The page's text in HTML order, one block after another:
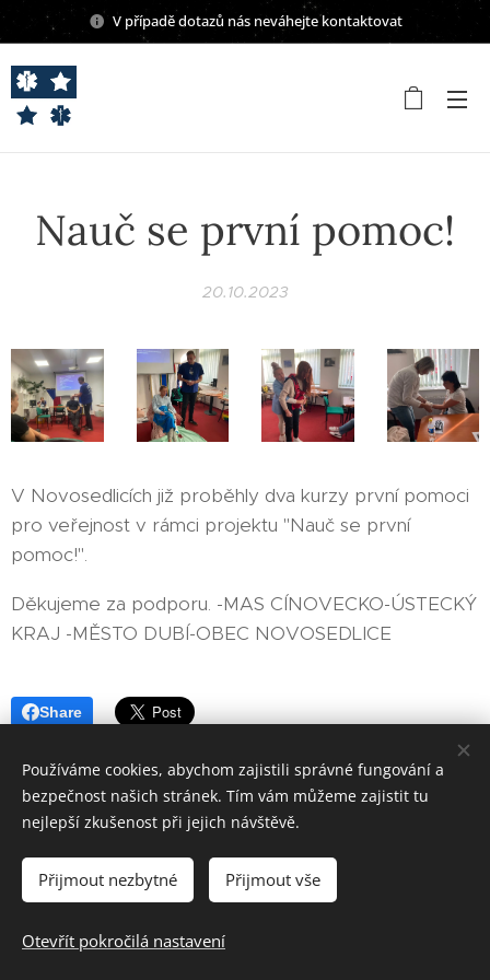
V případě dotazů nás neváhejte kontaktovat
Nauč se první pomoc!
20.10.2023
V Novosedlicích již proběhly dva kurzy první pomoci
pro veřejnost v rámci projektu "Nauč se první
pomoc!".
Děkujeme za podporu. -MAS CÍNOVECKO-ÚSTECKÝ
KRAJ -MĚSTO DUBÍ-OBEC NOVOSEDLICE
Share
HVĚZDY ŽIVOTA z.s., Úzká 3, 417 31 Novosedlice, tel.: 608 306
259
Jiří Herlitze (správce webu)
Používáme cookies, abychom zajistili správné fungování a
bezpečnost našich stránek. Tím vám můžeme zajistit tu
nejlepší zkušenost při jejich návštěvě.
Přijmout nezbytné Přijmout vše
Otevřít pokročilá nastavení